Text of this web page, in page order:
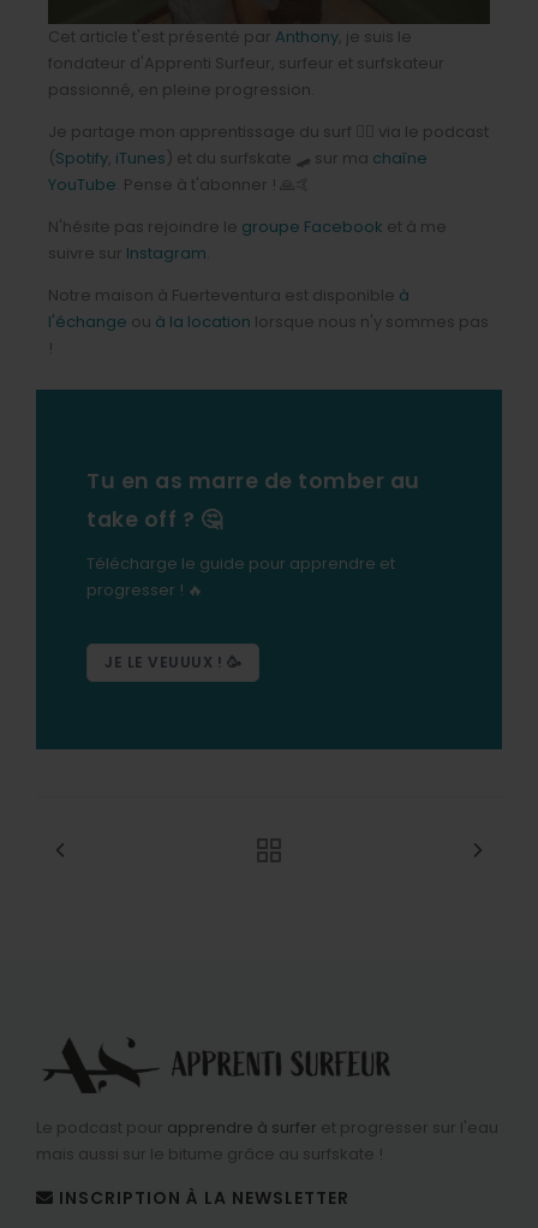
Cet article t'est présenté par Anthony , je suis le
fondateur d'Apprenti Surfeur, surfeur et surfskateur
passionné, en pleine progression.
Je partage mon apprentissage du surf 🏄‍♂️ via le podcast
(Spotify iTunes) et du surfskate 🛹 sur ma chaîne
YouTube . Pense à t'abonner ! 🙏🤙
N'hésite pas rejoindre le groupe Facebook et à me
suivre sur Instagram
Notre maison à Fuerteventura est disponible à
l'échange ou à la location lorsque nous n'y sommes pas
!
Tu en as marre de tomber au
take off ? 🤔
Télécharge le guide pour apprendre et
progresser ! 🔥
JE LE VEUUUX ! 🥳
Le podcast pour apprendre à surfer et progresser sur l'eau
mais aussi sur le bitume grâce au surfskate !
INSCRIPTION À LA NEWSLETTER